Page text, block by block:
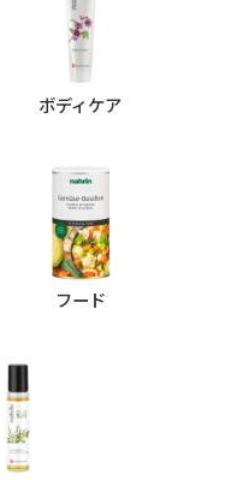
ボディケア
フード